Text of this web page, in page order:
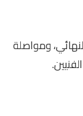
ومواصلة